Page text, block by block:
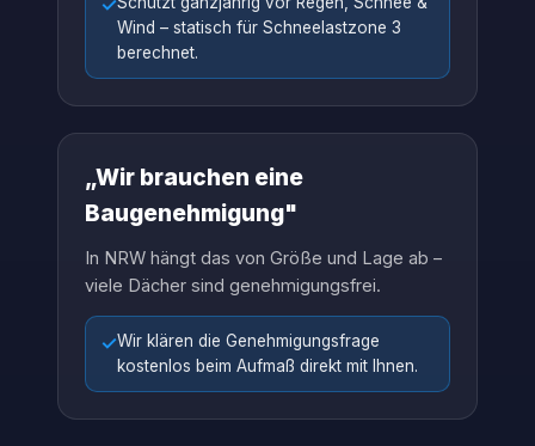
✓
Wind – statisch für Schneelastzone 3
berechnet.
„Wir brauchen eine
Baugenehmigung"
In NRW hängt das von Größe und Lage ab –
viele Dächer sind genehmigungsfrei.
✓Wir klären die Genehmigungsfrage
kostenlos beim Aufmaß direkt mit Ihnen.